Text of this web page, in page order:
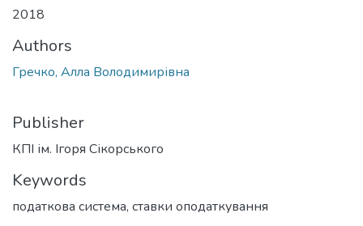
2018
Authors
Гречко, Алла Володимирівна
Publisher
КПІ ім. Ігоря Сікорського
Keywords
податкова система, ставки оподаткування